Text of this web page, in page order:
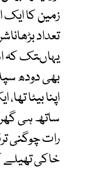
زمین کا ایک
تعداد
بھی دودھ
اپنا بیٹا
ساتھ ہی
رات چوگنی
خاکی تھیلے